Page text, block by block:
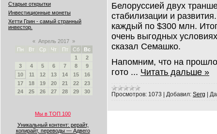
Старые открытки
Инвестиционные монеты
Хетти Грин - самый странный
инвестор.
« Апрель 2017 »
Пн
Вт Ср Чт Пт Сб
Вс
1
2
3
4 5 6 7 8
9
10
11 12 13 14 15
16
17
18 19 20 21 22
23
24
25 26 27 28 29 30
Мы в ТОП 100
Уникальный контент: рерайт,
копирайт, переводы — Адвего
Белоруссией двух
стабилизации и
каждый по $300 млн.
очень выгодных
сказал Семашко.
Напомним, что на
гото ... Читать дальше »
Просмотров: 1073 Добавил: Serg